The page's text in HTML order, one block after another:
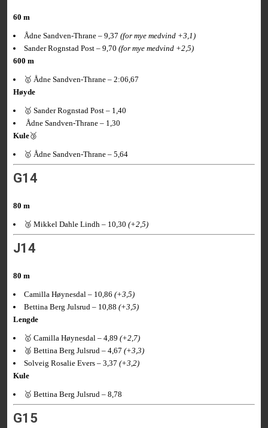
60 m
Ådne Sandven-Thrane – 9,37(for mye medvind +3,1)
Sander Rognstad Post – 9,70(for mye medvind +2,5)
600 m
🥇 Ådne Sandven-Thrane – 2:06,67
Høyde
🥇 Sander Rognstad Post – 1,40
Ådne Sandven-Thrane – 1,30
Kule🥉
🥇 Ådne Sandven-Thrane – 5,64
G14
80 m
🥉 Mikkel Dahle Lindh – 10,30(+2,5)
J14
80 m
Camilla Høynesdal – 10,86(+3,5)
Bettina Berg Julsrud – 10,88(+3,5)
Lengde
🥇 Camilla Høynesdal – 4,89(+2,7)
🥈 Bettina Berg Julsrud – 4,67(+3,3)
Solveig Rosalie Evers – 3,37(+3,2)
Kule
🥇 Bettina Berg Julsrud – 8,78
G15